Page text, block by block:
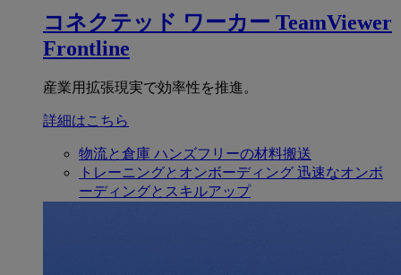
コネクテッド ワーカー TeamViewer
Frontline
産業用拡張現実で効率性を推進。
詳細はこちら
物流と倉庫 ハンズフリーの材料搬送
トレーニングとオンボーディング 迅速なオンボ
ーディングとスキルアップ